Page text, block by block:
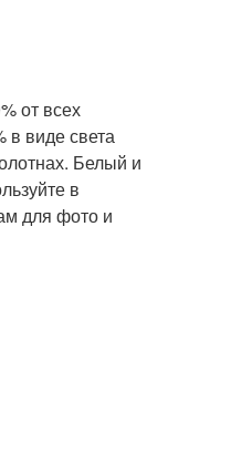
от всех
виде света
Белый и
в
для фото и